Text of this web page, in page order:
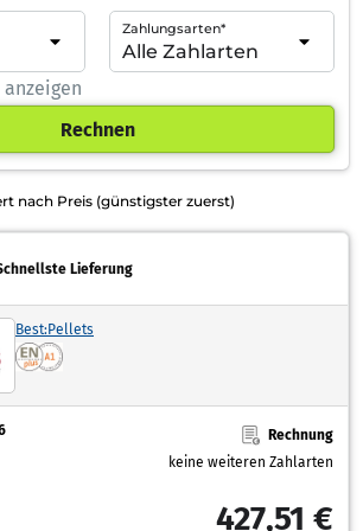
Zahlungsarten*
Rechnen
nach Preis (günstigster zuerst)
Lieferung
Best:Pellets
Rechnung
keine weiteren Zahlarten
427,51 €